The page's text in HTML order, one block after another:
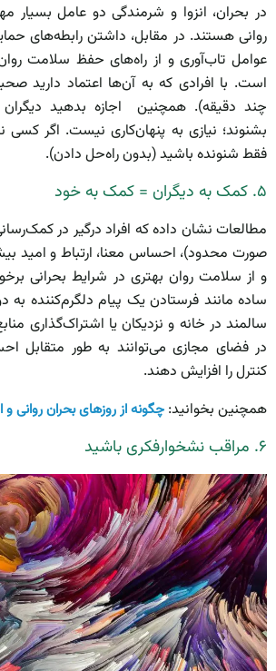
در بحران، انزوا و شرمندگی دو عامل بسیار
روانی هستند. در مقابل، داشتن رابطه‌های
عوامل تاب‌آوری و از راه‌های حفظ سلامت
است. با افرادی که به آن‌ها اعتماد دارید
چند دقیقه). همچنین اجازه بدهید
بشنوند؛ نیازی به پنهان‌کاری نیست. اگر کسی
فقط شنونده باشید (بدون راه‌حل دادن).
۵. کمک به دیگران = کمک به خود
مطالعات نشان داده که افراد درگیر در
صورت محدود)، احساس معنا، ارتباط و امید
و از سلامت روان بهتری در شرایط بحرانی
ساده مانند فرستادن یک پیام دلگرم‌کننده
سالمند در خانه و نزدیکان یا اشتراک‌گذاری
در فضای مجازی می‌توانند به طور متقابل
کنترل را افزایش دهند.
همچنین بخوانید: چگونه از روزهای بحران روانی
۶. مراقب نشخوارفکری باشید